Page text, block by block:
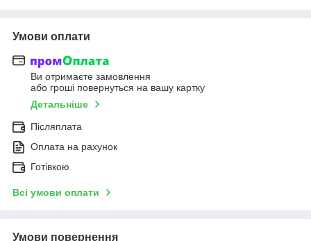
Умови оплати
Ви отримаєте замовлення
або гроші повернуться на вашу картку
Детальніше
Післяплата
Оплата на рахунок
Готівкою
Всі умови оплати
Умови повернення